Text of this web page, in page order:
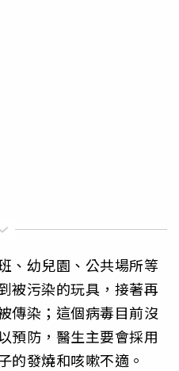
、幼兒園、公共場所等
被污染的玩具，接著再
傳染；這個病毒目前沒
預防，醫生主要會採用
的發燒和咳嗽不適。